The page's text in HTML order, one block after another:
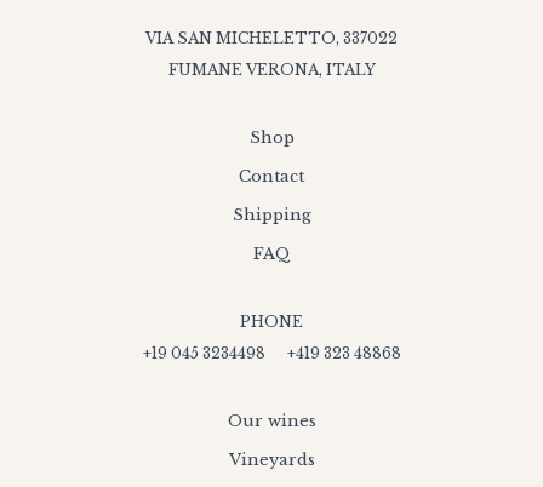
VIA SAN MICHELETTO, 337022
FUMANE VERONA, ITALY
Shop
Contact
Shipping
FAQ
PHONE
+19 045 3234498
+419 323 48868
Our wines
Vineyards